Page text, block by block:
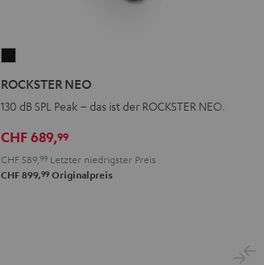
ROCKSTER NEO
130 dB SPL Peak – das ist der ROCKSTER NEO.
CHF 689,99
CHF 589,99 Letzter niedrigster Preis
CHF 899,99 Originalpreis